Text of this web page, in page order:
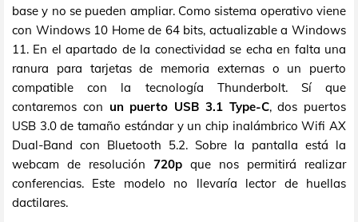
base y no se pueden ampliar. Como sistema operativo viene
con Windows 10 Home de 64 bits, actualizable a Windows
11. En el apartado de la conectividad se echa en falta una
ranura para tarjetas de memoria externas o un puerto
compatible con la tecnología Thunderbolt. Sí que
contaremos con un puerto USB 3.1 Type-C, dos puertos
USB 3.0 de tamaño estándar y un chip inalámbrico Wifi AX
Dual-Band con Bluetooth 5.2. Sobre la pantalla está la
webcam de resolución 720p que nos permitirá realizar
conferencias. Este modelo no llevaría lector de huellas
dactilares.